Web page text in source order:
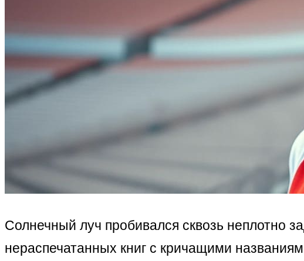
Солнечный луч пробивался сквозь неплотно
нераспечатанных книг с кричащими